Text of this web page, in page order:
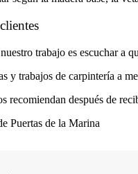
trabajo es escuchar a
y trabajos de carpintería a
recomiendan después de